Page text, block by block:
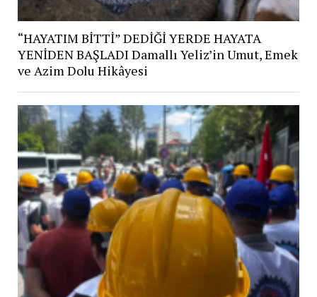
“HAYATIM BİTTİ” DEDİĞİ YERDE HAYATA
YENİDEN BAŞLADI Damallı Yeliz’in Umut, Emek
ve Azim Dolu Hikâyesi